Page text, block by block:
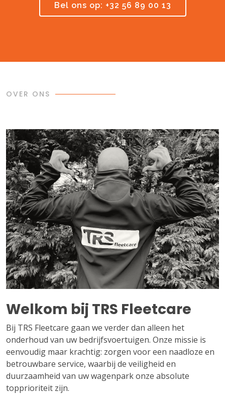
Bel ons op: +32 56 89 00 13
OVER ONS
Welkom bij TRS Fleetcare
Bij TRS Fleetcare gaan we verder dan alleen het
onderhoud van uw bedrijfsvoertuigen. Onze missie is
eenvoudig maar krachtig: zorgen voor een naadloze en
betrouwbare service, waarbij de veiligheid en
duurzaamheid van uw wagenpark onze absolute
topprioriteit zijn.